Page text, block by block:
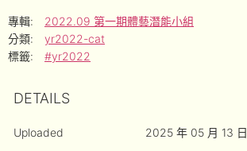
專輯:
2022.09 第一期體藝潛能小組
分類:
yr2022-cat
標籤:
#yr2022
DETAILS
Uploaded 2025 年 05 月 13 日